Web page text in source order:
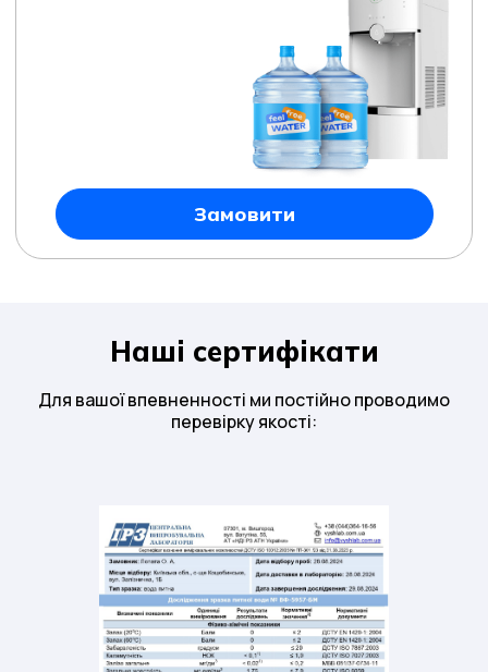
Замовити
Наші сертифікати
Для вашої впевненності ми постійно проводимо
перевірку якості: